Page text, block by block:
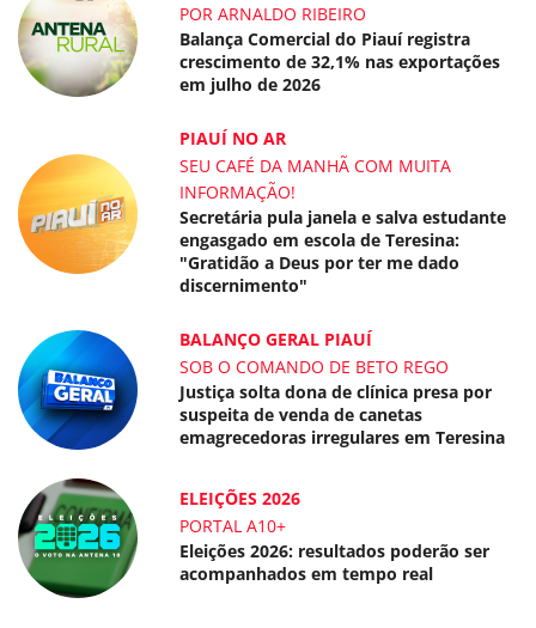
POR ARNALDO RIBEIRO
Balança Comercial do Piauí registra
crescimento de 32,1% nas exportações
em julho de 2026
PIAUÍ NO AR
SEU CAFÉ DA MANHÃ COM MUITA
INFORMAÇÃO!
Secretária pula janela e salva estudante
engasgado em escola de Teresina:
"Gratidão a Deus por ter me dado
discernimento"
BALANÇO GERAL PIAUÍ
SOB O COMANDO DE BETO REGO
Justiça solta dona de clínica presa por
suspeita de venda de canetas
emagrecedoras irregulares em Teresina
ELEIÇÕES 2026
PORTAL A10+
Eleições 2026: resultados poderão ser
acompanhados em tempo real